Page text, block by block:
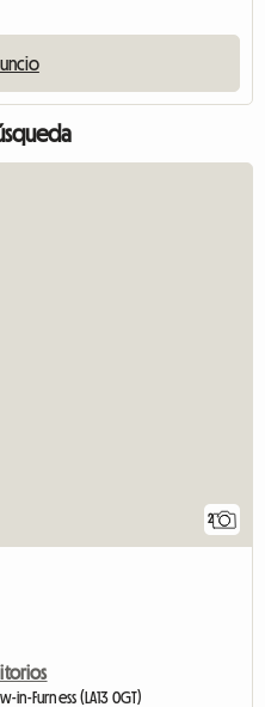
2
Furness (LA13 0GT)